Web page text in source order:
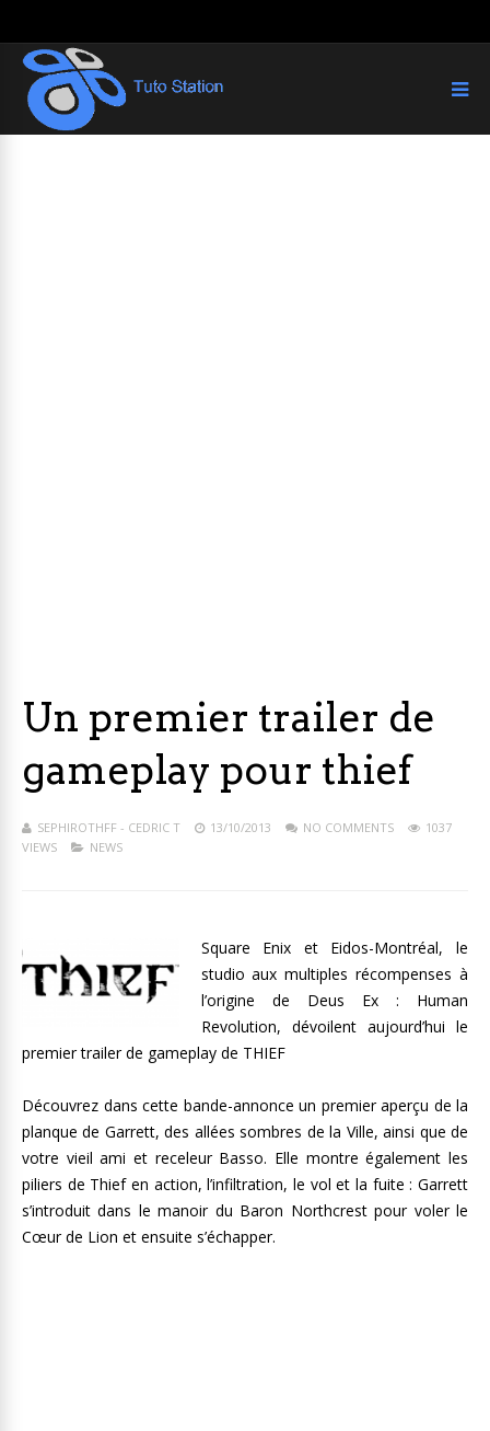
Un premier trailer de
gameplay pour thief
SEPHIROTHFF - CEDRIC T 13/10/2013 NO COMMENTS
1037
VIEWS
NEWS
Square Enix et Eidos-Montréal, le
studio aux multiples récompenses à
l’origine de Deus Ex : Human
Revolution, dévoilent aujourd’hui le
premier trailer de gameplay de THIEF
Découvrez dans cette bande-annonce un premier aperçu de la
planque de Garrett, des allées sombres de la Ville, ainsi que de
votre vieil ami et receleur Basso. Elle montre également les
piliers de Thief en action, l’infiltration, le vol et la fuite : Garrett
s’introduit dans le manoir du Baron Northcrest pour voler le
Cœur de Lion et ensuite s’échapper.